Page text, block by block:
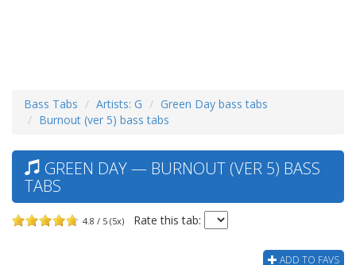
Bass Tabs Artists: G
Green Day bass tabs
Burnout (ver 5) bass tabs
GREEN DAY — BURNOUT (VER 5) BASS
TABS
4.8 / 5 (5x) Rate this tab:
ADD TO FAVS